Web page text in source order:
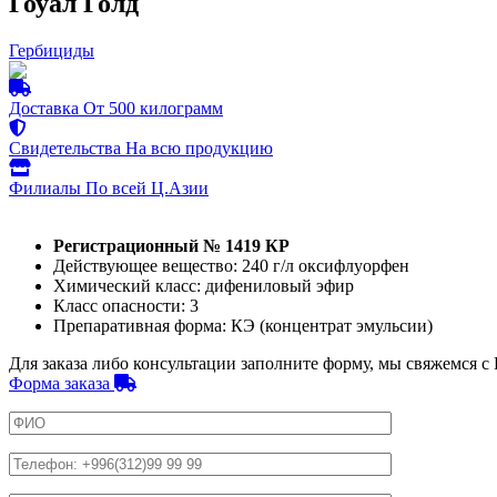
Гербициды
Доставка От 500 килограмм
Свидетельства На всю продукцию
Филиалы По всей Ц.Азии
Регистрационный № 1419 КР
Действующее вещество: 240 г/л оксифлуорфен
Химический класс: дифениловый эфир
Класс опасности: 3
Препаративная форма: КЭ (концентрат эмульсии)
Для заказа либо консультации заполните форму, мы свяжемся
Форма заказа